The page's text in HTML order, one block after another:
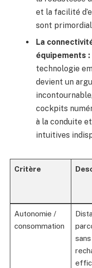
et la facilité
sont
La
équipements :
technologie
devient un
cockpits
à la conduite
intuitives
Critère
Autonomie /
consommation
sans